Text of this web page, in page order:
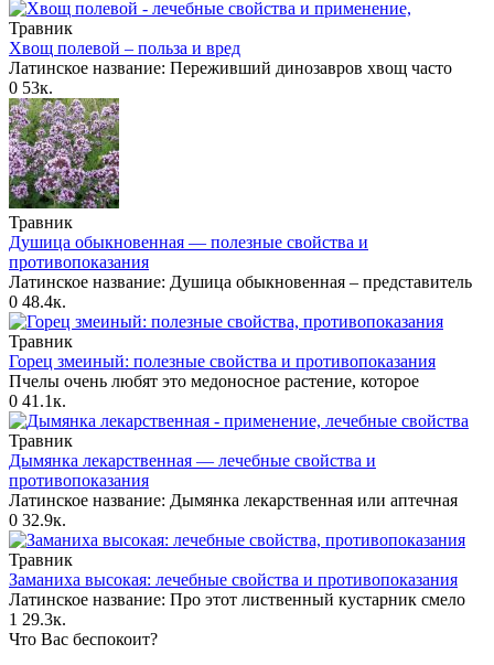
Травник
Хвощ полевой – польза и вред
Латинское название: Переживший динозавров хвощ часто
0 53к.
Травник
Душица обыкновенная — полезные свойства и
противопоказания
Латинское название: Душица обыкновенная – представитель
0 48.4к.
Травник
Горец змеиный: полезные свойства и противопоказания
Пчелы очень любят это медоносное растение, которое
0 41.1к.
Травник
Дымянка лекарственная — лечебные свойства и
противопоказания
Латинское название: Дымянка лекарственная или аптечная
0 32.9к.
Травник
Заманиха высокая: лечебные свойства и противопоказания
Латинское название: Про этот лиственный кустарник смело
1 29.3к.
Что Вас беспокоит?